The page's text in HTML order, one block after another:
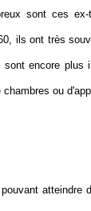
sont ces
ils ont très
encore plus
ou
atteindre